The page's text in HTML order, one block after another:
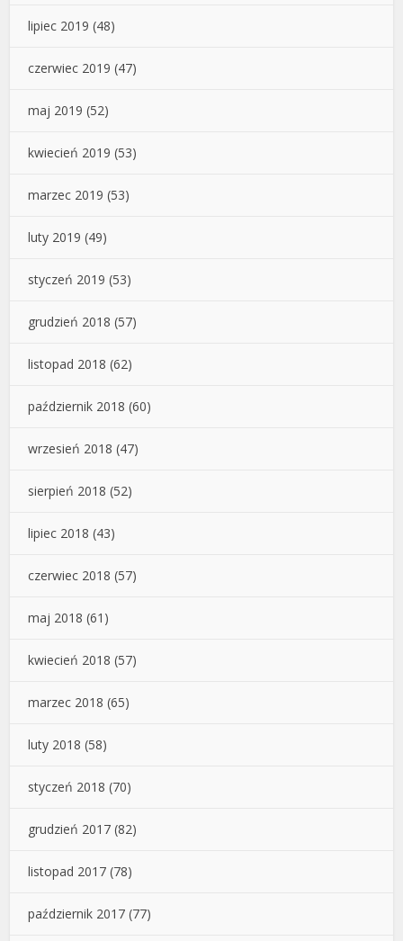
lipiec 2019 (48)
czerwiec 2019 (47)
maj 2019 (52)
kwiecień 2019 (53)
marzec 2019 (53)
luty 2019 (49)
styczeń 2019 (53)
grudzień 2018 (57)
listopad 2018 (62)
październik 2018 (60)
wrzesień 2018 (47)
sierpień 2018 (52)
lipiec 2018 (43)
czerwiec 2018 (57)
maj 2018 (61)
kwiecień 2018 (57)
marzec 2018 (65)
luty 2018 (58)
styczeń 2018 (70)
grudzień 2017 (82)
listopad 2017 (78)
październik 2017 (77)